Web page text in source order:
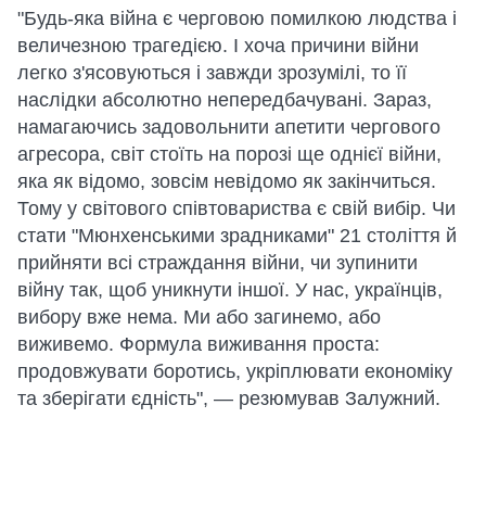
"Будь-яка війна є черговою помилкою людства і
величезною трагедією. І хоча причини війни
легко з'ясовуються і завжди зрозумілі, то її
наслідки абсолютно непередбачувані. Зараз,
намагаючись задовольнити апетити чергового
агресора, світ стоїть на порозі ще однієї війни,
яка як відомо, зовсім невідомо як закінчиться.
Тому у світового співтовариства є свій вибір. Чи
стати "Мюнхенськими зрадниками" 21 століття й
прийняти всі страждання війни, чи зупинити
війну так, щоб уникнути іншої. У нас, українців,
вибору вже нема. Ми або загинемо, або
виживемо. Формула виживання проста:
продовжувати боротись, укріплювати економіку
та зберігати єдність", — резюмував Залужний.